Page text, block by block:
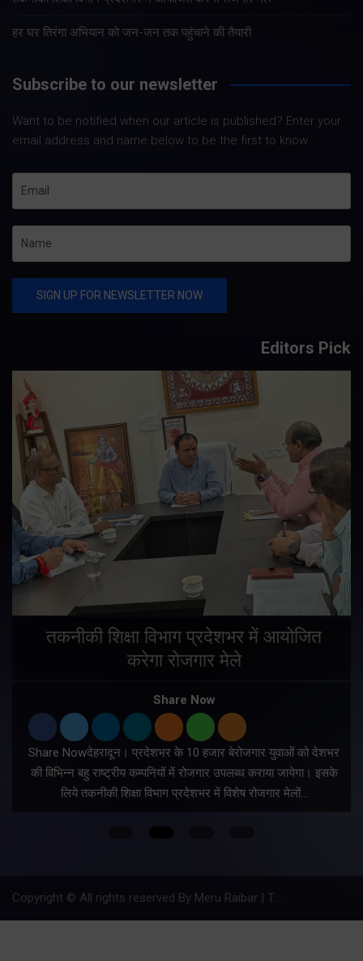
हर घर तिरंगा अभियान को जन-जन तक पहुंचाने की तैयारी
Subscribe to our newsletter
Want to be notified when our article is published? Enter your
email address and name below to be the first to know.
Editors Pick
तकनीकी शिक्षा विभाग प्रदेशभर में आयोजित
करेगा रोजगार मेले
Share Now
Share Nowदेहरादून। प्रदेशभर के 10 हजार बेरोजगार युवाओं को देशभर
की विभिन्न बहु राष्ट्रीय कम्पनियों में रोजगार उपलब्ध कराया जायेगा। इसके
लिये तकनीकी शिक्षा विभाग प्रदेशभर में विशेष रोजगार मेलों…
Copyright © All rights reserved By Meru Raibar | Theme by